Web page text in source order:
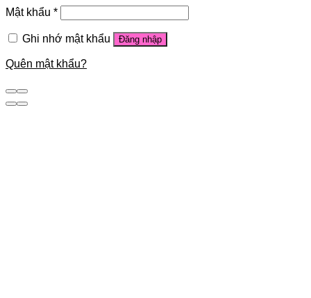
Mật khẩu *
Ghi nhớ mật khẩu Đăng nhập
Quên mật khẩu?